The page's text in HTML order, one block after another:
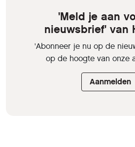
'Meld je aan
nieuwsbrief' van
'Abonneer je nu op de
op de hoogte van onze
Aanmelden